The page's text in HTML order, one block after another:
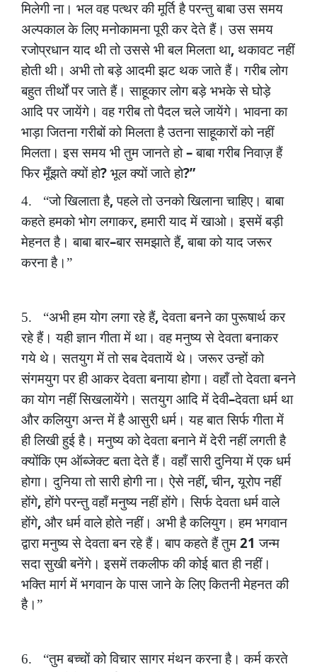
मिलेगी ना। भल वह पत्थर की मूर्ति है परन्तु बाबा उस समय
अल्पकाल के लिए मनोकामना पूरी कर देते हैं। उस समय
रजोप्रधान याद थी तो उससे भी बल मिलता था, थकावट नहीं
होती थी। अभी तो बड़े आदमी झट थक जाते हैं। गरीब लोग
बहुत तीर्थों पर जाते हैं। साहूकार लोग बड़े भभके से घोड़े
आदि पर जायेंगे। वह गरीब तो पैदल चले जायेंगे। भावना का
भाड़ा जितना गरीबों को मिलता है उतना साहूकारों को नहीं
मिलता। इस समय भी तुम जानते हो–बाबा गरीब निवाज़ हैं
फिर मूँझते क्यों हो? भूल क्यों जाते हो?”
4. “जो खिलाता है,पहले तो उनको खिलाना चाहिए। बाबा
कहते हमको भोग लगाकर,हमारी याद में खाओ। इसमें बड़ी
मेहनत है। बाबा बार–बार समझाते हैं,बाबा को याद जरूर
करना है।”
5. “अभी हम योग लगा रहे हैं,देवता बनने का पुरूषार्थ कर
रहे हैं। यही ज्ञान गीता में था। वह मनुष्य से देवता बनाकर
गये थे। सतयुग में तो सब देवतायें थे। जरूर उन्हों को
संगमयुग पर ही आकर देवता बनाया होगा। वहाँ तो देवता बनने
का योग नहीं सिखलायेंगे। सतयुग आदि में देवी–देवता धर्म था
और कलियुग अन्त में है आसुरी धर्म। यह बात सिर्फ गीता में
ही लिखी हुई है। मनुष्य को देवता बनाने में देरी नहीं लगती है
क्योंकि एम ऑब्जेक्ट बता देते हैं। वहाँ सारी दुनिया में एक धर्म
होगा। दुनिया तो सारी होगी ना। ऐसे नहीं,चीन,यूरोप नहीं
होंगे,होंगे परन्तु वहाँ मनुष्य नहीं होंगे। सिर्फ देवता धर्म वाले
होंगे, और धर्म वाले होते नहीं। अभी है कलियुग। हम भगवान
द्वारा मनुष्य से देवता बन रहे हैं। बाप कहते हैं तुम 21जन्म
सदा सुखी बनेंगे। इसमें तकलीफ की कोई बात ही नहीं।
भक्ति मार्ग में भगवान के पास जाने के लिए कितनी मेहनत की
है।”
6. “तुम बच्चों को विचार सागर मंथन करना है। कर्म करते